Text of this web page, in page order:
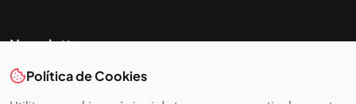
Newsletter
Tota l’actualitat, seleccionada i enviada directament al teu
Política de Cookies